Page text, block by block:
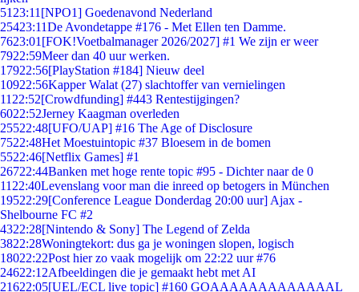
51 23:11 [NPO1] Goedenavond Nederland
25423:11De Avondetappe #176 - Met Ellen ten Damme.
7623:01 [FOK!Voetbalmanager 2026/2027] #1 We zijn er weer
7922:59Meer dan 40 uur werken.
17922:56[PlayStation #184] Nieuw deel
10922:56Kapper Walat (27) slachtoffer van vernielingen
11 22:52[Crowdfunding] #443 Rentestijgingen?
6022:52Jerney Kaagman overleden
25522:48[UFO/UAP] #16 The Age of Disclosure
7522:48Het Moestuintopic #37 Bloesem in de bomen
5522:46[Netflix Games] #1
26722:44Banken met hoge rente topic #95 - Dichter naar de 0
11 22:40Levenslang voor man die inreed op betogers in München
19522:29[Conference League Donderdag 20:00 uur] Ajax -
Shelbourne FC #2
4322:28[Nintendo & Sony] The Legend of Zelda
3822:28Woningtekort: dus ga je woningen slopen, logisch
18022:22Post hier zo vaak mogelijk om 22:22 uur #76
24622:12Afbeeldingen die je gemaakt hebt met AI
21622:05[UEL/ECL live topic] #160 GOAAAAAAAAAAAAAL